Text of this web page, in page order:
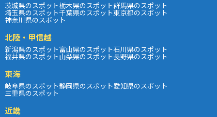
茨城県のスポット栃木県のスポット群馬県のスポット
埼玉県のスポット千葉県のスポット東京都のスポット
神奈川県のスポット
北陸・甲信越
新潟県のスポット富山県のスポット石川県のスポット
福井県のスポット山梨県のスポット長野県のスポット
東海
岐阜県のスポット静岡県のスポット愛知県のスポット
三重県のスポット
近畿